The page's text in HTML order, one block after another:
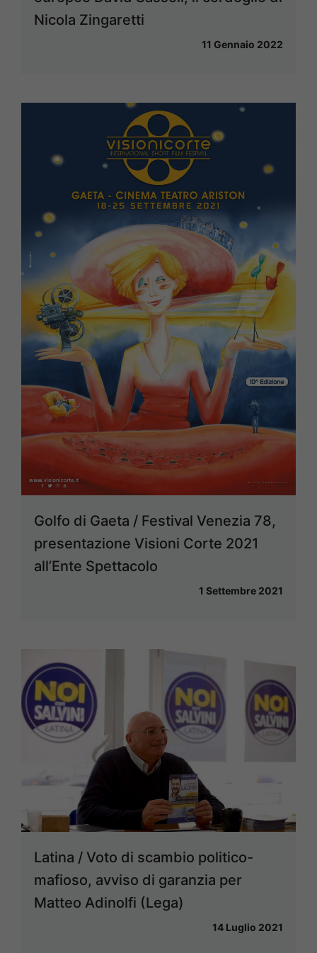
Nicola Zingaretti
11 Gennaio 2022
Golfo di Gaeta / Festival Venezia 78,
presentazione Visioni Corte 2021
all’Ente Spettacolo
1 Settembre 2021
Latina / Voto di scambio politico-
mafioso, avviso di garanzia per
Matteo Adinolfi (Lega)
14 Luglio 2021